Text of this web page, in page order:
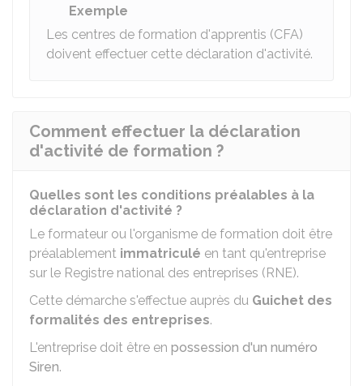
Exemple
Les centres de formation d'apprentis (CFA)
doivent effectuer cette déclaration d'activité.
Comment effectuer la déclaration
d'activité de formation ?
Quelles sont les conditions préalables à la
déclaration d'activité ?
Le formateur ou l'organisme de formation doit être
préalablement immatriculé en tant qu'entreprise
sur le Registre national des entreprises (RNE).
Cette démarche s'effectue auprès du Guichet des
formalités des entreprises.
L'entreprise doit être en possession d'un numéro
Siren.